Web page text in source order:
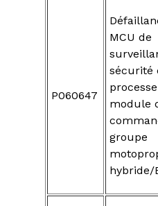
P060647
MCU de
sécurité
module
groupe
hybride/